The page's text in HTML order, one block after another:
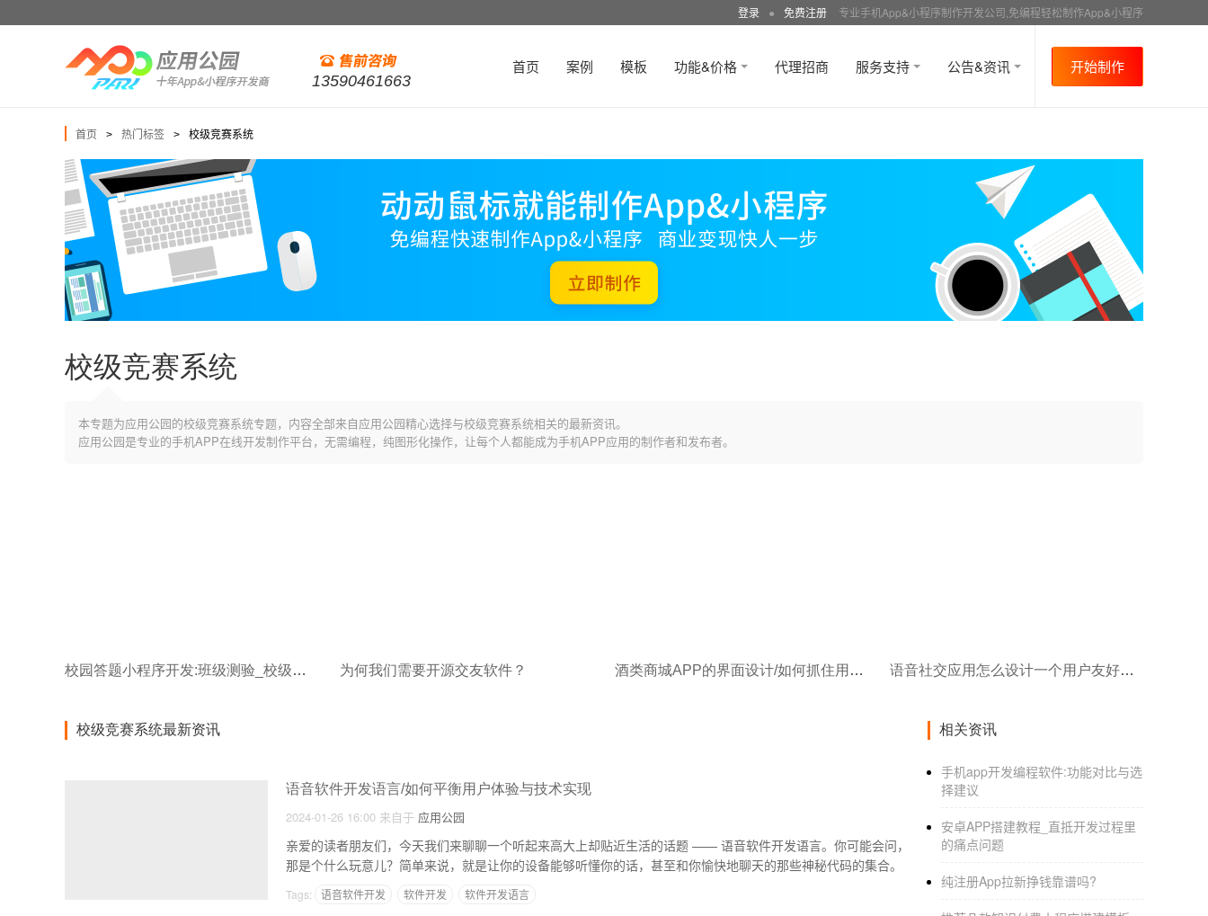
登录 ● 免费注册 专业手机App&小程序制作开发公司,免编程轻松制作App&小程序
13590461663
首页 案例 模板 功能&价格 代理招商 服务支持 公告&资讯 开始制作
首页 > 热门标签 > 校级竞赛系统
校级竞赛系统
本专题为应用公园的校级竞赛系统专题，内容全部来自应用公园精心选择与校级竞赛系统相关的最新资讯。
应用公园是专业的手机APP在线开发制作平台，无需编程，纯图形化操作，让每个人都能成为手机APP应用的制作者和发布者。
校园答题小程序开发:班级测验_校级竞赛一套系统搞定 为何我们需要开源交友软件？ 酒类商城APP的界面设计/如何抓住用户的眼球？ 语音社交应用怎么设计一个用户友好的界面？
校级竞赛系统最新资讯
语音软件开发语言/如何平衡用户体验与技术实现
2024-01-26 16:00 来自于 应用公园
亲爱的读者朋友们，今天我们来聊聊一个听起来高大上却贴近生活的话题 —— 语音软件开发语言。你可能会问，
那是个什么玩意儿？简单来说，就是让你的设备能够听懂你的话，甚至和你愉快地聊天的那些神秘代码的集合。
Tags: 语音软件开发 软件开发 软件开发语言
相关资讯
手机app开发编程软件:功能对比与选
择建议
安卓APP搭建教程_直抵开发过程里
的痛点问题
纯注册App拉新挣钱靠谱吗?